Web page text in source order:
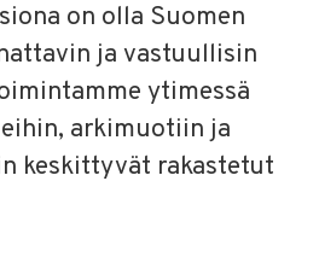
on olla Suomen
ja vastuullisin
ytimessä
arkimuotiin ja
keskittyvät rakastetut